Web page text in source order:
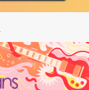
！
！